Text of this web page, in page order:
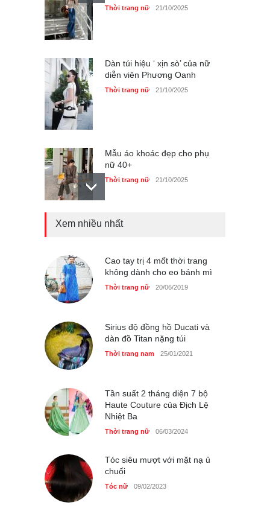
Thời trang nữ 21/10/2025
Dàn túi hiệu ‘ xịn sò’ của nữ
diễn viên Phương Oanh
Thời trang nữ 21/10/2025
Mẫu áo khoác đẹp cho phụ
nữ 40+
Thời trang nữ 21/10/2025
Chiếc áo dài cưới của Hoa
sáng tạo mới của giới trẻ
Thời trang nữ 21/10/2025
Xem nhiều nhất
Cao tay trị 4 mốt thời trang
không dành cho eo bánh mì
Thời trang nữ 20/06/2019
Sirius độ đồng hồ Ducati và
dàn đồ Titan nặng túi
Thời trang nam 25/01/2021
Tần suất 2 tháng diện 7 bộ
Haute Couture của Địch Lệ
Nhiệt Ba
Thời trang nữ 06/03/2024
Tóc siêu mượt với mặt nạ ủ
chuối
Tóc nữ 09/02/2023